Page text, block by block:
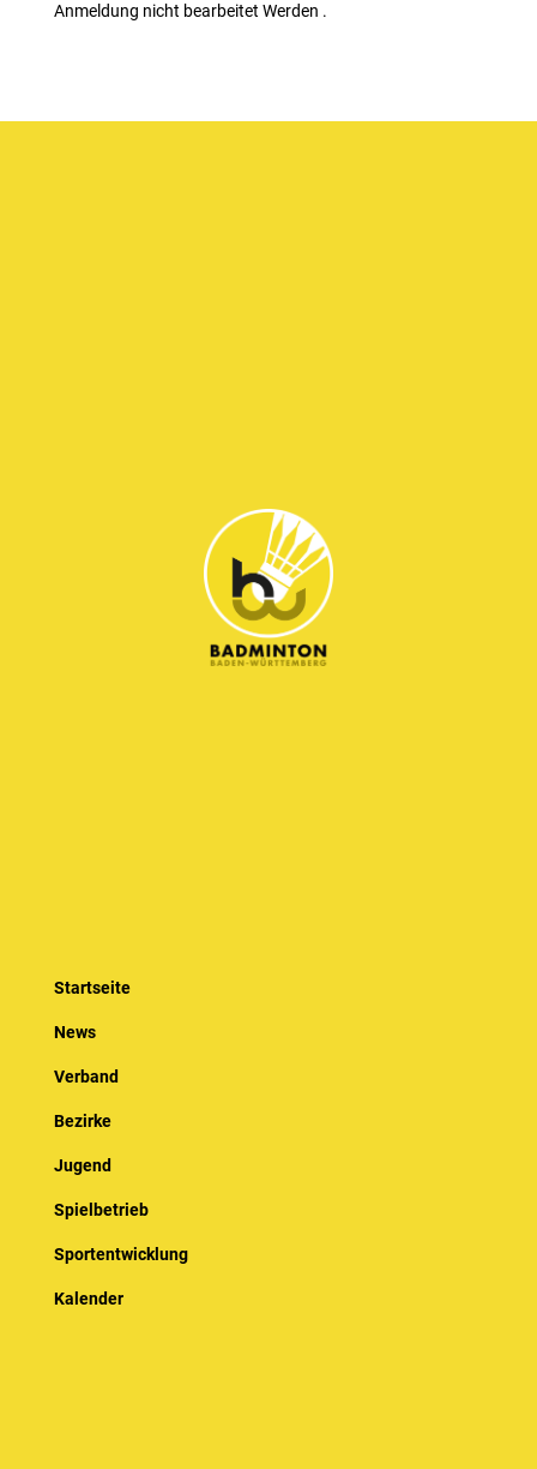
Anmeldung nicht bearbeitet Werden .
Startseite
News
Verband
Bezirke
Jugend
Spielbetrieb
Sportentwicklung
Kalender